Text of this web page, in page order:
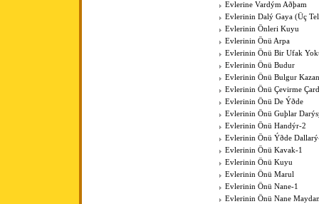
Evlerine Vardým Aðþam
Evlerinin Dalý Gaya (Üç
Evlerinin Önleri Kuyu
Evlerinin Önü Arpa
Evlerinin Önü Bir Ufak
Evlerinin Önü Budur
Evlerinin Önü Bulgur
Evlerinin Önü Çevirme
Evlerinin Önü De Ýðde
Evlerinin Önü Guþlar
Evlerinin Önü Handýr-2
Evlerinin Önü Ýðde
Evlerinin Önü Kavak-1
Evlerinin Önü Kuyu
Evlerinin Önü Marul
Evlerinin Önü Nane-1
Evlerinin Önü Nane